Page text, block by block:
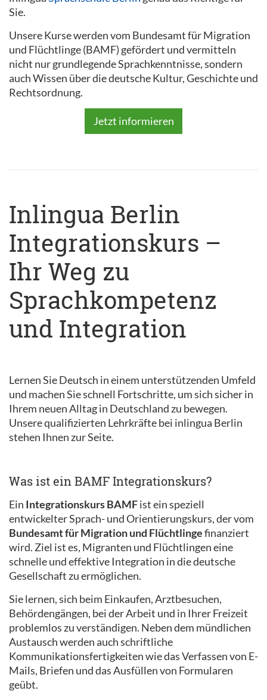
Sie.
Unsere Kurse werden vom Bundesamt für Migration
und Flüchtlinge (BAMF) gefördert und vermitteln
nicht nur grundlegende Sprachkenntnisse, sondern
auch Wissen über die deutsche Kultur, Geschichte und
Rechtsordnung.
Jetzt informieren
Inlingua Berlin
Integrationskurs –
Ihr Weg zu
Sprachkompetenz
und Integration
Lernen Sie Deutsch in einem unterstützenden Umfeld
und machen Sie schnell Fortschritte, um sich sicher in
Ihrem neuen Alltag in Deutschland zu bewegen.
Unsere qualifizierten Lehrkräfte bei inlingua Berlin
stehen Ihnen zur Seite.
Was ist ein BAMF Integrationskurs?
Ein Integrationskurs BAMFist ein speziell
entwickelter Sprach- und Orientierungskurs, der vom
Bundesamt für Migration und Flüchtlingefinanziert
wird. Ziel ist es, Migranten und Flüchtlingen eine
schnelle und effektive Integration in die deutsche
Gesellschaft zu ermöglichen.
Sie lernen, sich beim Einkaufen, Arztbesuchen,
Behördengängen, bei der Arbeit und in Ihrer Freizeit
problemlos zu verständigen. Neben dem mündlichen
Austausch werden auch schriftliche
Kommunikationsfertigkeiten wie das Verfassen von E-
Mails, Briefen und das Ausfüllen von Formularen
geübt.